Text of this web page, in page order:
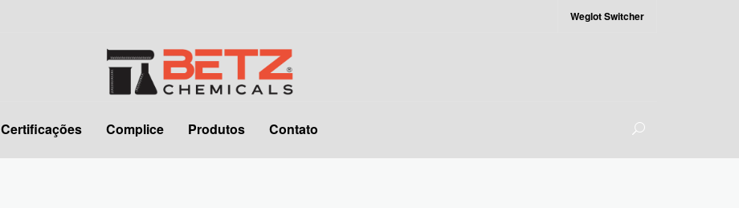
Weglot Switcher
Certificações Complice Produtos Contato